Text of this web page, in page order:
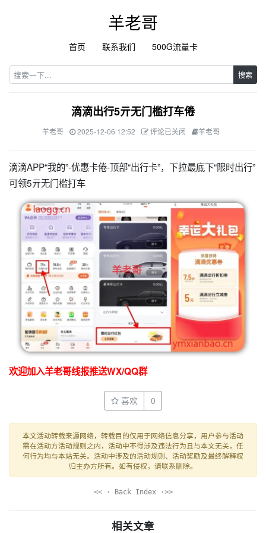
羊老哥
首页 联系我们 500G流量卡
搜索
滴滴出行5亓无门槛打车倦
羊老哥 2025-12-06 12:52 评论已关闭 羊老哥
滴滴APP“我的”-优惠卡倦-顶部“出行卡”，下拉最底下“限时出行”
可领5亓无门槛打车
欢迎加入羊老哥线报推送WX/QQ群
喜欢 0
本文活动转载来源网络，转载目的仅用于网络信息分享，用户参与活动
需在活动方活动规则之内，活动中不得涉及违法行为且与本文无关，任
何行为均与本站无关。活动中涉及的活动规则、活动奖励及最终解释权
归主办方所有。如有侵权，请联系删除。
<< · Back Index ·>>
相关文章